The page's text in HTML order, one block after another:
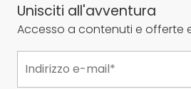
Unisciti all'avventura
Accesso a contenuti e offerte